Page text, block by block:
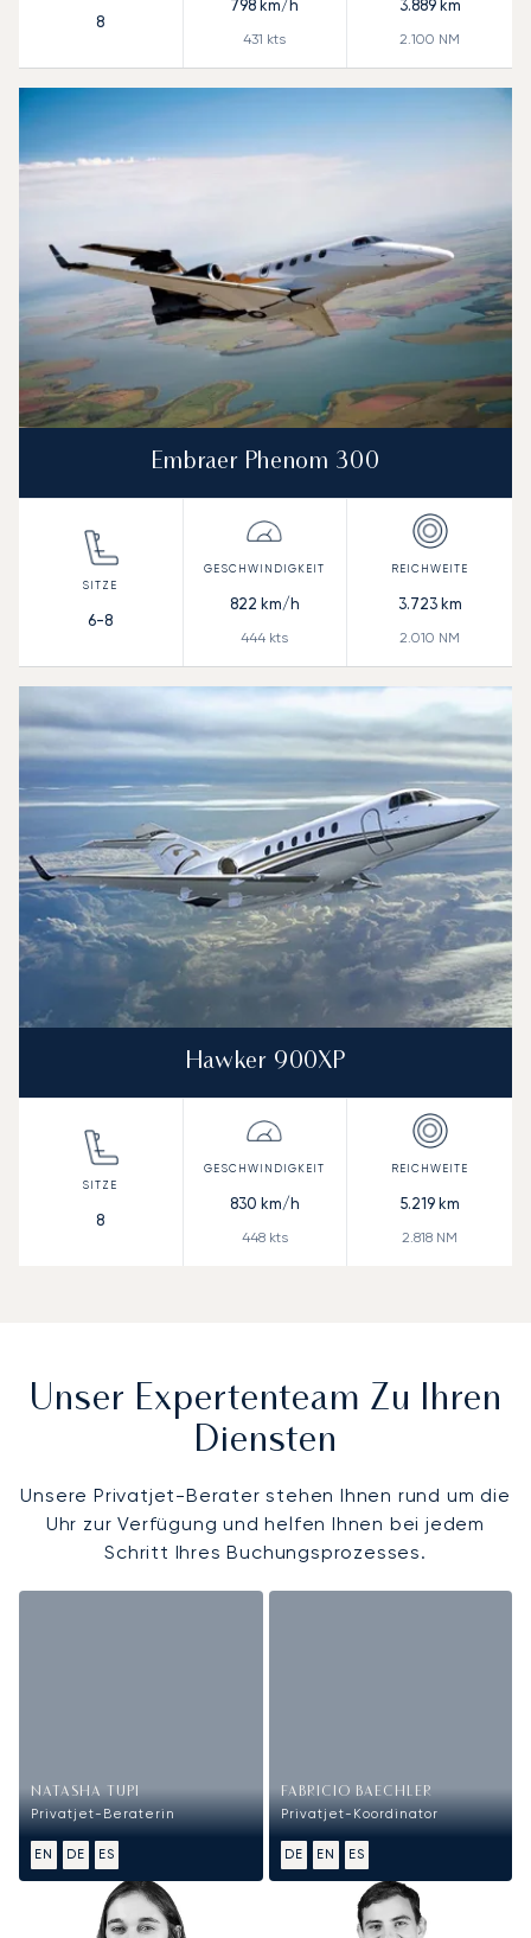
8
798 km/h
431 kts
3.889km
2.100 NM
Embraer Phenom 300
6-8
822 km/h
444 kts
3.723km
2.010 NM
Hawker 900XP
8
830 km/h
448kts
5.219km
2.818 NM
Unser Expertenteam Zu Ihren
Diensten
Unsere Privatjet-Berater stehen Ihnen rund um die
Uhr zur Verfügung und helfen Ihnen bei jedem
Schritt Ihres Buchungsprozesses.
NATASHA TUPI
Privatjet-Beraterin
EN DE ES
FABRICIO BAECHLER
Privatjet-Koordinator
DE EN ES